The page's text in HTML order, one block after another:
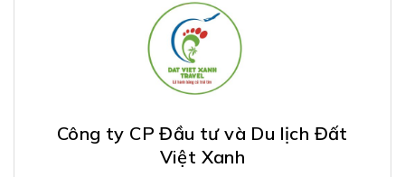
Công ty CP Đầu tư và Du lịch Đất
Việt Xanh